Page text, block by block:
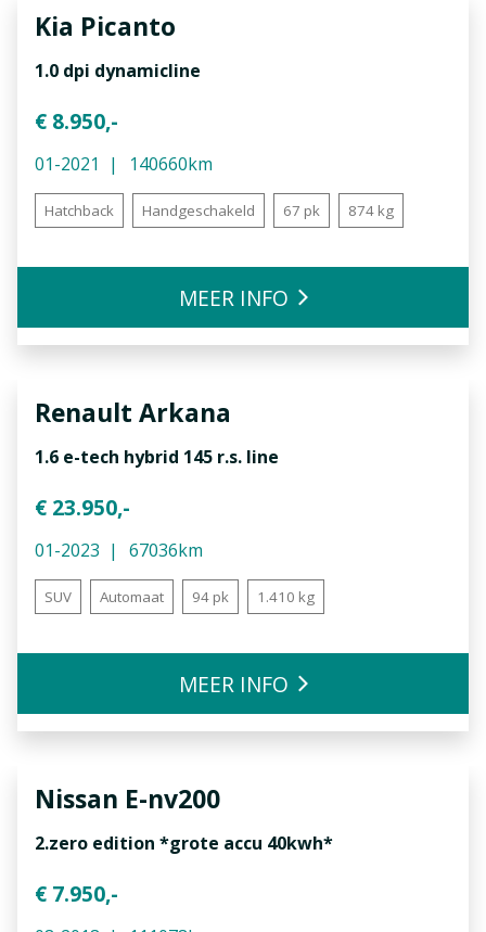
Kia Picanto
1.0 dpi dynamicline
€ 8.950,-
01-2021 140660km
Hatchback Handgeschakeld 67 pk 874 kg
MEER INFO
Renault Arkana
1.6 e-tech hybrid 145 r.s. line
€ 23.950,-
01-2023 67036km
SUV Automaat 94 pk 1.410 kg
MEER INFO
Nissan E-nv200
2.zero edition *grote accu 40kwh*
€ 7.950,-